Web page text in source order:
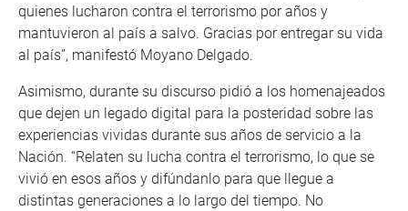
quienes lucharon contra el terrorismo por años y
mantuvieron al país a salvo. Gracias por entregar su vida
al país”, manifestó Moyano Delgado.
Asimismo, durante su discurso pidió a los homenajeados
que dejen un legado digital para la posteridad sobre las
experiencias vividas durante sus años de servicio a la
Nación. “Relaten su lucha contra el terrorismo, lo que se
vivió en esos años y difúndanlo para que llegue a
distintas generaciones a lo largo del tiempo. No